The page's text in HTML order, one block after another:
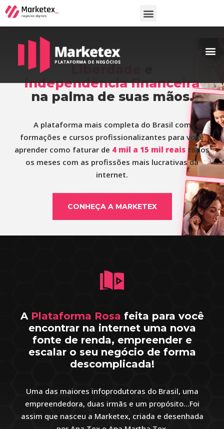
independência financeira
na palma de suas mãos.
A plataforma mais completa do Brasil com
formações e cursos profissionalizantes para você
aprender como faturar de 4 mil a 15 mil reais todos
os meses com as profissões mais lucrativas da
internet.
CONHEÇA A MARKETEX
A Plataforma Rosa feita para você
encontrar na internet uma nova
fonte de renda, empreender e
escalar o seu negócio de forma
descomplicada!
Uma das maiores infoprodutoras do Brasil, uma
empreendedora, duas irmãs e um propósito…Foi
assim que nasceu a Marketex, criada e desenhada